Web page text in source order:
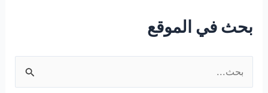
بحث في الموقع